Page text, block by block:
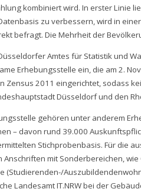
kombiniert wird. In erster Linie
zu verbessern, wird in
befragt. Die Mehrheit der
Amtes für Statistik und
Erhebungsstelle ein, die am 2.
Zensus 2011 eingerichtet, sodass
Düsseldorf und den
gehören unter anderem
– davon rund 39.000
Stichprobenbasis. Für die
mit Sonderbereichen,
(Studierenden-/
Landesamt IT.NRW bei der